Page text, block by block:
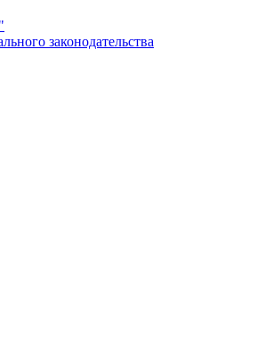
законодательства